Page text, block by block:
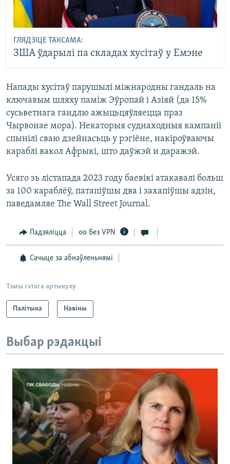
ГЛЯДЗІЦЕ ТАКСАМА:
ЗША ўдарылі па складах хусітаў у Емэне
Напады хусітаў парушылі міжнародны гандаль на
ключавым шляху паміж Эўропай і Азіяй (да 15%
сусьветнага гандлю ажыцьцяўляецца праз
Чырвонае мора). Некаторыя суднаходныя кампаніі
спынілі сваю дзейнасьць у рэгіёне, накіроўваючы
караблі вакол Афрыкі, што даўжэй и даражэй.
Усяго зь лістапада 2023 году баевікі атакавалі больш
за 100 караблёў, патапіўшы два і захапіўшы адзін,
паведамляе The Wall Street Journal.
Падзяліцца Без VPN
Сачыце за абнаўленьнямі
Тэмы гэтага артыкулу
Палітыка Навіны
Выбар рэдакцыі